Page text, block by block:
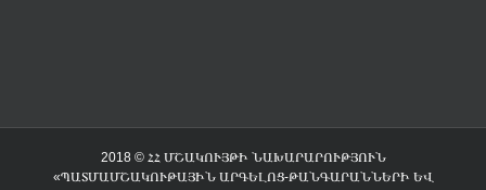
2018 © ՀՀ ՄՇԱԿՈՒՅԹԻ ՆԱԽԱՐԱՐՈՒԹՅՈՒՆ
«ՊԱՏՄԱՄՇԱԿՈՒԹԱՅԻՆ ԱՐԳԵԼՈՑ-ԹԱՆԳԱՐԱՆՆԵՐԻ ԵՎ